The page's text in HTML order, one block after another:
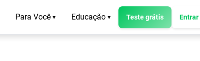
Para Você ▾ Educação ▾ Teste grátis Entrar